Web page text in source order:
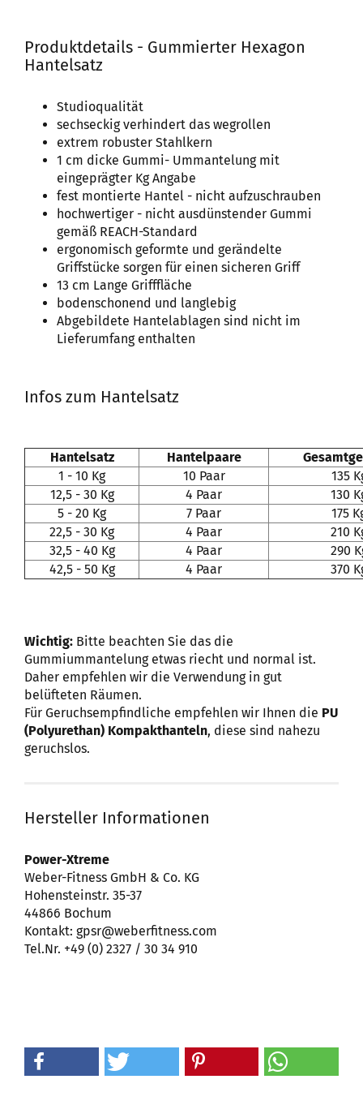
Produktdetails - Gummierter Hexagon
Hantelsatz
Studioqualität
sechseckig verhindert das wegrollen
extrem robuster Stahlkern
1 cm dicke Gummi- Ummantelung mit
eingeprägter Kg Angabe
fest montierte Hantel - nicht aufzuschrauben
hochwertiger - nicht ausdünstender Gummi
gemäß REACH-Standard
ergonomisch geformte und gerändelte
Griffstücke sorgen für einen sicheren Griff
13 cm Lange Grifffläche
bodenschonend und langlebig
Abgebildete Hantelablagen sind nicht im
Lieferumfang enthalten
Infos zum Hantelsatz
Hantelsatz Hantelpaare
1 - 10 Kg
10 Paar
135
12,5 - 30 Kg
4 Paar
130
5 - 20 Kg
7 Paar
175
22,5 - 30 Kg
4 Paar
210
32,5 - 40 Kg
4 Paar
290
42,5 - 50 Kg
4 Paar 370
Wichtig: Bitte beachten Sie das die
Gummiummantelung etwas riecht und normal ist.
Daher empfehlen wir die Verwendung in gut
belüfteten Räumen.
Für Geruchsempfindliche empfehlen wir Ihnen die PU
(Polyurethan) Kompakthanteln, diese sind nahezu
geruchslos.
Hersteller Informationen
Power-Xtreme
Weber-Fitness GmbH & Co. KG
Hohensteinstr. 35-37
44866 Bochum
Kontakt: gpsr@weberfitness.com
Tel.Nr. +49 (0) 2327 / 30 34 910